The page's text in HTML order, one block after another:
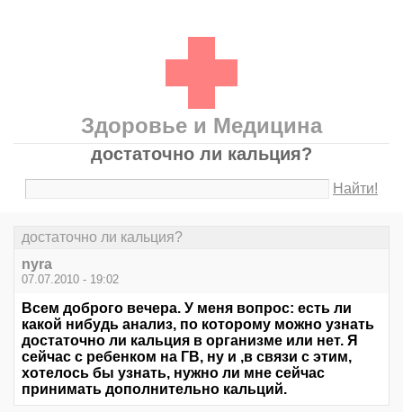
Здоровье и Медицина
достаточно ли кальция?
Найти!
достаточно ли кальция?
nyra
07.07.2010 - 19:02
Всем доброго вечера. У меня вопрос: есть ли
какой нибудь анализ, по которому можно узнать
достаточно ли кальция в организме или нет. Я
сейчас с ребенком на ГВ, ну и ,в связи с этим,
хотелось бы узнать, нужно ли мне сейчас
принимать дополнительно кальций.